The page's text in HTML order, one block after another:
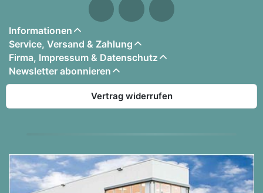
Informationen
Service, Versand & Zahlung
Firma, Impressum & Datenschutz
Newsletter abonnieren
Vertrag widerrufen